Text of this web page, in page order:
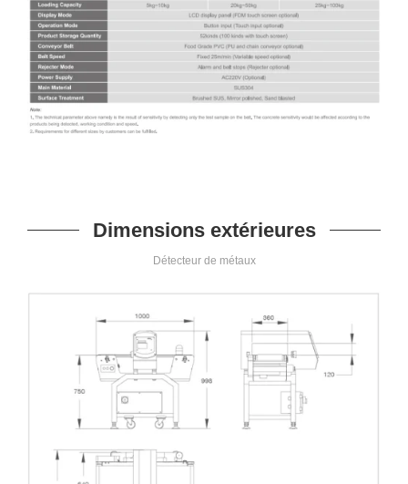
Dimensions extérieures
Détecteur de métaux